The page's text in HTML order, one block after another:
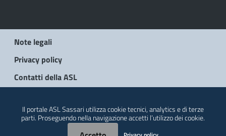
Note legali
Privacy policy
Contatti della ASL
Il portale ASL Sassari utilizza cookie tecnici, analytics e di terze
parti. Proseguendo nella navigazione accetti l’utilizzo dei cookie.